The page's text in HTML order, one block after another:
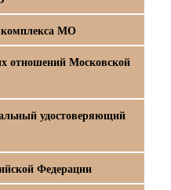
комплекса МО
отношений Московской
удостоверяющий
Федерации